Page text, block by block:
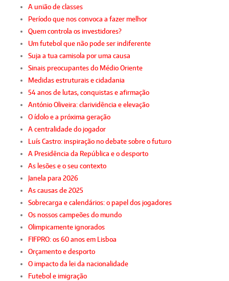
A união de classes
Período que nos convoca a fazer melhor
Quem controla os investidores?
Um futebol que não pode ser indiferente
Suja a tua camisola por uma causa
Sinais preocupantes do Médio Oriente
Medidas estruturais e cidadania
54 anos de lutas, conquistas e afirmação
António Oliveira: clarividência e elevação
O ídolo e a próxima geração
A centralidade do jogador
Luís Castro: inspiração no debate sobre o futuro
A Presidência da República e o desporto
As lesões e o seu contexto
Janela para 2026
As causas de 2025
Sobrecarga e calendários: o papel dos jogadores
Os nossos campeões do mundo
Olimpicamente ignorados
FIFPRO: os 60 anos em Lisboa
Orçamento e desporto
O impacto da lei da nacionalidade
Futebol e imigração